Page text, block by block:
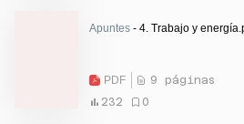
Apuntes - 4. Trabajo y
PDF
9 páginas
232
0